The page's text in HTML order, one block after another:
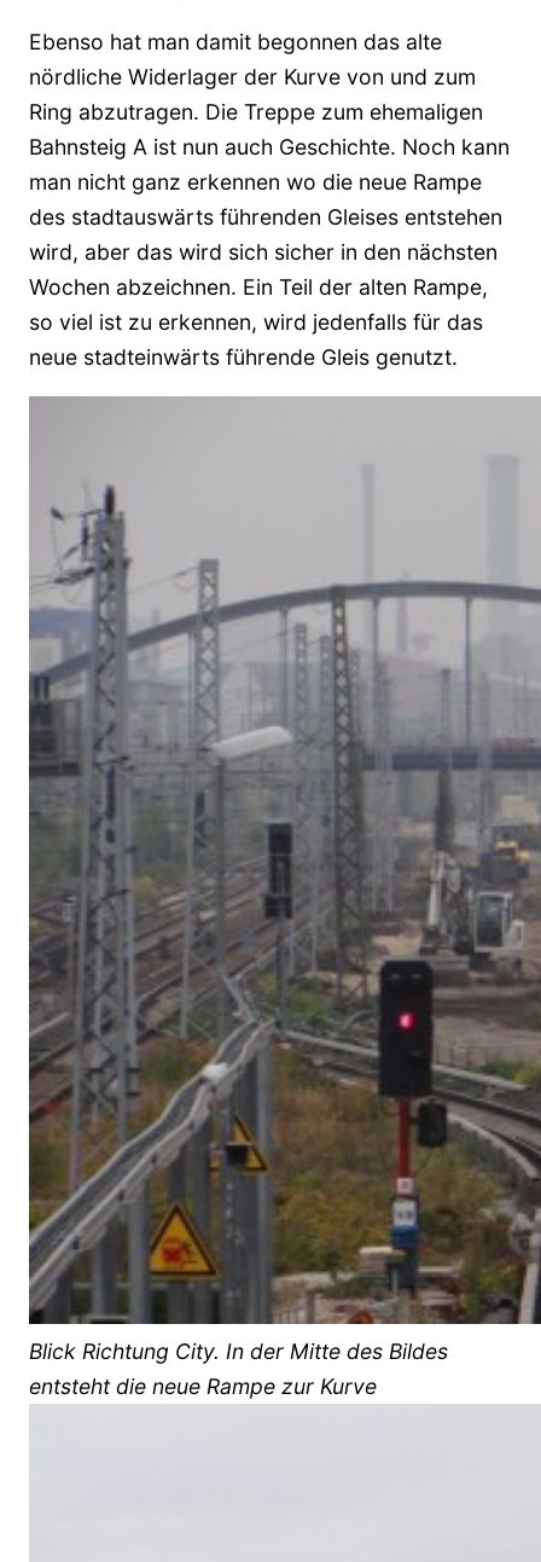
Ebenso hat man damit begonnen das alte
nördliche Widerlager der Kurve von und zum
Ring abzutragen. Die Treppe zum ehemaligen
Bahnsteig A ist nun auch Geschichte. Noch kann
man nicht ganz erkennen wo die neue Rampe
des stadtauswärts führenden Gleises entstehen
wird, aber das wird sich sicher in den nächsten
Wochen abzeichnen. Ein Teil der alten Rampe,
so viel ist zu erkennen, wird jedenfalls für das
neue stadteinwärts führende Gleis genutzt.
Blick Richtung City. In der Mitte des Bildes
entsteht die neue Rampe zur Kurve